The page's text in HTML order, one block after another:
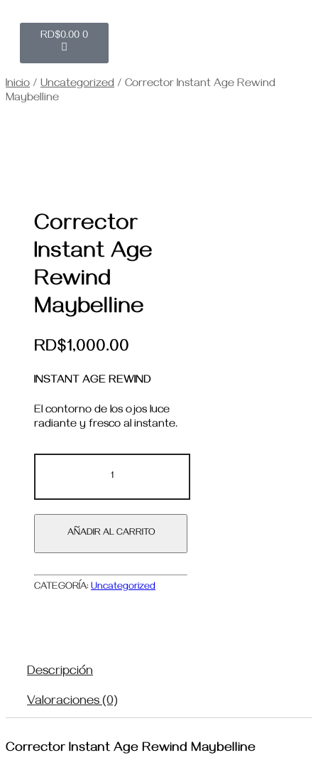
RD$0.00 0
Inicio / Uncategorized / Corrector Instant Age Rewind
Maybelline
Corrector
Instant Age
Rewind
Maybelline
RD$1,000.00
INSTANT AGE REWIND
El contorno de los ojos luce
radiante y fresco al instante.
AÑADIR AL CARRITO
CATEGORÍA: Uncategorized
Descripción
Valoraciones (0)
Corrector Instant Age Rewind Maybelline